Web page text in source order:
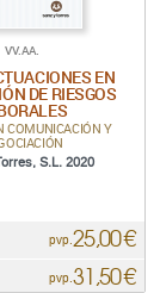
VV.AA.
EN
DE RIESGOS
COMUNICACIÓN Y
S.L. 2020
pvp. 25,00 €
pvp.31,50 €